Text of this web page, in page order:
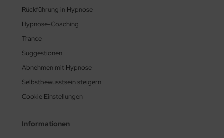
Rückführung in Hypnose
Hypnose-Coaching
Trance
Suggestionen
Abnehmen mit Hypnose
Selbstbewusstsein steigern
Cookie Einstellungen
Informationen